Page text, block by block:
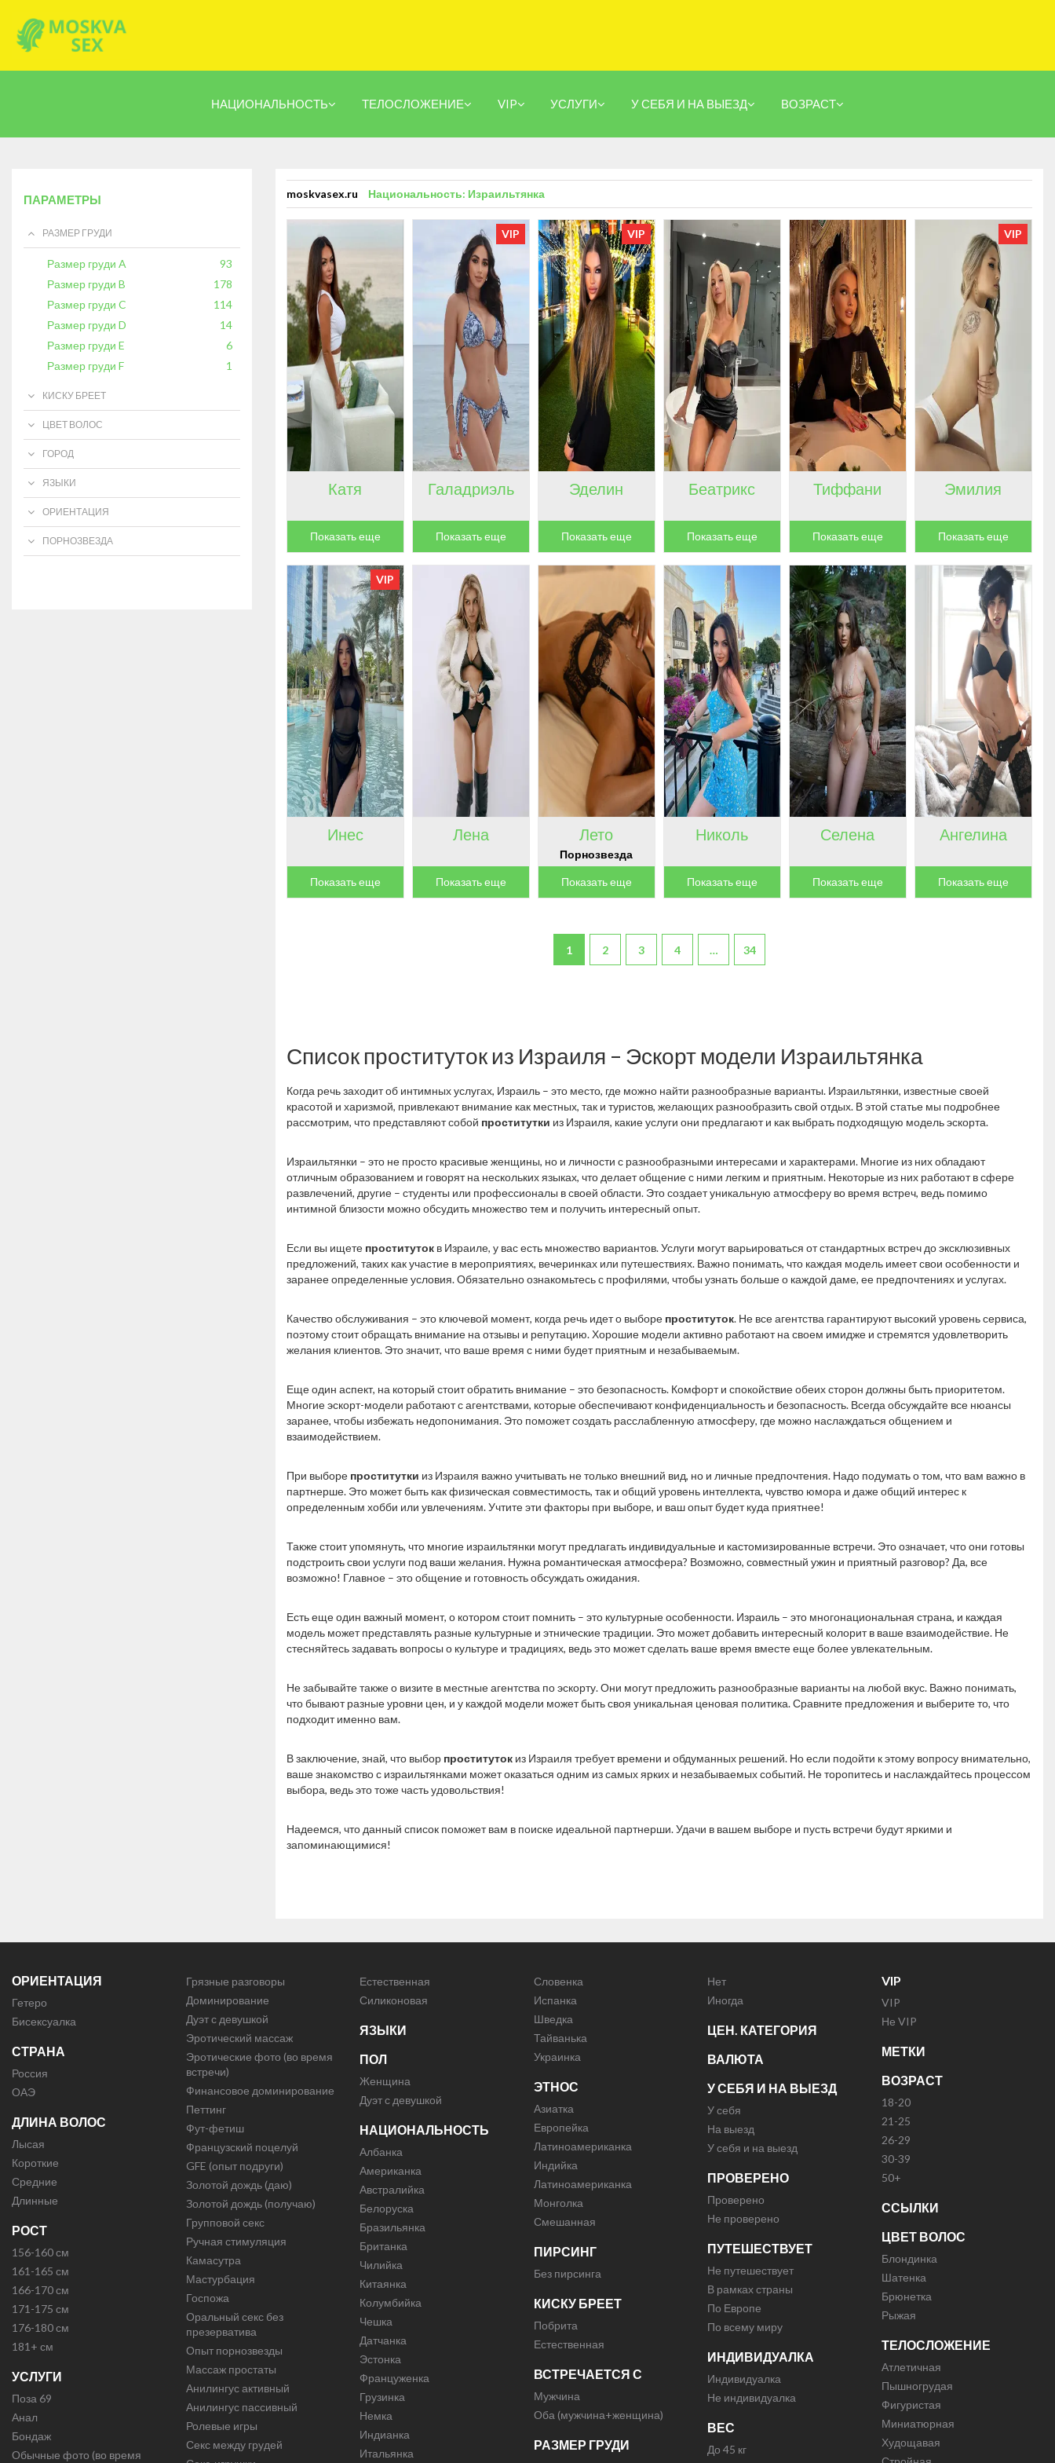
НАЦИОНАЛЬНОСТЬ ТЕЛОСЛОЖЕНИЕ VIP УСЛУГИ У СЕБЯ И НА ВЫЕЗД ВОЗРАСТ
ПАРАМЕТРЫ
РАЗМЕР ГРУДИ
Размер груди A
93
Размер груди B
178
Размер груди C
114
Размер груди D
14
Размер груди E
6
Размер груди F
1
КИСКУ БРЕЕТ
ЦВЕТ ВОЛОС
ГОРОД
ЯЗЫКИ
ОРИЕНТАЦИЯ
ПОРНОЗВЕЗДА
moskvasex.ru Национальность: Израильтянка
Катя
Показать еще
VIP
Галадриэль
Показать еще
VIP
Эделин
Показать еще
Беатрикс
Показать еще
Тиффани
Показать еще
VIP
Эмилия
Показать еще
VIP
Инес
Показать еще
Лена
Показать еще
Лето
Порнозвезда
Показать еще
Николь
Показать еще
Селена
Показать еще
Ангелина
Показать еще
1 2 3 4 … 34
Список проституток из Израиля – Эскорт модели Израильтянка
Когда речь заходит об интимных услугах, Израиль – это место, где можно найти разнообразные варианты. Израильтянки, известные своей
красотой и харизмой, привлекают внимание как местных, так и туристов, желающих разнообразить свой отдых. В этой статье мы подробнее
рассмотрим, что представляют собой проститутки из Израиля, какие услуги они предлагают и как выбрать подходящую модель эскорта.
Израильтянки – это не просто красивые женщины, но и личности с разнообразными интересами и характерами. Многие из них обладают
отличным образованием и говорят на нескольких языках, что делает общение с ними легким и приятным. Некоторые из них работают в сфере
развлечений, другие – студенты или профессионалы в своей области. Это создает уникальную атмосферу во время встреч, ведь помимо
интимной близости можно обсудить множество тем и получить интересный опыт.
Если вы ищете проституток в Израиле, у вас есть множество вариантов. Услуги могут варьироваться от стандартных встреч до эксклюзивных
предложений, таких как участие в мероприятиях, вечеринках или путешествиях. Важно понимать, что каждая модель имеет свои особенности и
заранее определенные условия. Обязательно ознакомьтесь с профилями, чтобы узнать больше о каждой даме, ее предпочтениях и услугах.
Качество обслуживания – это ключевой момент, когда речь идет о выборе проституток. Не все агентства гарантируют высокий уровень сервиса,
поэтому стоит обращать внимание на отзывы и репутацию. Хорошие модели активно работают на своем имидже и стремятся удовлетворить
желания клиентов. Это значит, что ваше время с ними будет приятным и незабываемым.
Еще один аспект, на который стоит обратить внимание – это безопасность. Комфорт и спокойствие обеих сторон должны быть приоритетом.
Многие эскорт-модели работают с агентствами, которые обеспечивают конфиденциальность и безопасность. Всегда обсуждайте все нюансы
заранее, чтобы избежать недопонимания. Это поможет создать расслабленную атмосферу, где можно наслаждаться общением и
взаимодействием.
При выборе проститутки из Израиля важно учитывать не только внешний вид, но и личные предпочтения. Надо подумать о том, что вам важно в
партнерше. Это может быть как физическая совместимость, так и общий уровень интеллекта, чувство юмора и даже общий интерес к
определенным хобби или увлечениям. Учтите эти факторы при выборе, и ваш опыт будет куда приятнее!
Также стоит упомянуть, что многие израильтянки могут предлагать индивидуальные и кастомизированные встречи. Это означает, что они готовы
подстроить свои услуги под ваши желания. Нужна романтическая атмосфера? Возможно, совместный ужин и приятный разговор? Да, все
возможно! Главное – это общение и готовность обсуждать ожидания.
Есть еще один важный момент, о котором стоит помнить – это культурные особенности. Израиль – это многонациональная страна, и каждая
модель может представлять разные культурные и этнические традиции. Это может добавить интересный колорит в ваше взаимодействие. Не
стесняйтесь задавать вопросы о культуре и традициях, ведь это может сделать ваше время вместе еще более увлекательным.
Не забывайте также о визите в местные агентства по эскорту. Они могут предложить разнообразные варианты на любой вкус. Важно понимать,
что бывают разные уровни цен, и у каждой модели может быть своя уникальная ценовая политика. Сравните предложения и выберите то, что
подходит именно вам.
В заключение, знай, что выбор проституток из Израиля требует времени и обдуманных решений. Но если подойти к этому вопросу внимательно,
ваше знакомство с израильтянками может оказаться одним из самых ярких и незабываемых событий. Не торопитесь и наслаждайтесь процессом
выбора, ведь это тоже часть удовольствия!
Надеемся, что данный список поможет вам в поиске идеальной партнерши. Удачи в вашем выборе и пусть встречи будут яркими и
запоминающимися!
ОРИЕНТАЦИЯ
Гетеро
Бисексуалка
СТРАНА
Россия
ОАЭ
ДЛИНА ВОЛОС
Лысая
Короткие
Средние
Длинные
РОСТ
156-160 см
161-165 см
166-170 см
171-175 см
176-180 см
181+ см
УСЛУГИ
Поза 69
Анал
Бондаж
Обычные фото (во время
Грязные разговоры
Доминирование
Дуэт с девушкой
Эротический массаж
Эротические фото (во время
встречи)
Финансовое доминирование
Петтинг
Фут-фетиш
Французский поцелуй
GFE (опыт подруги)
Золотой дождь (даю)
Золотой дождь (получаю)
Групповой секс
Ручная стимуляция
Камасутра
Мастурбация
Госпожа
Оральный секс без
презерватива
Опыт порнозвезды
Массаж простаты
Анилингус активный
Анилингус пассивный
Ролевые игры
Секс между грудей
Естественная
Силиконовая
ЯЗЫКИ
ПОЛ
Женщина
Дуэт с девушкой
НАЦИОНАЛЬНОСТЬ
Албанка
Американка
Австралийка
Белоруска
Бразильянка
Британка
Чилийка
Китаянка
Колумбийка
Чешка
Датчанка
Эстонка
Француженка
Грузинка
Немка
Индианка
Итальянка
Словенка
Испанка
Шведка
Тайванька
Украинка
ЭТНОС
Азиатка
Европейка
Латиноамериканка
Индийка
Латиноамериканка
Монголка
Смешанная
ПИРСИНГ
Без пирсинга
КИСКУ БРЕЕТ
Побрита
Естественная
ВСТРЕЧАЕТСЯ С
Мужчина
Оба (мужчина+женщина)
РАЗМЕР ГРУДИ
Нет
Иногда
ЦЕН. КАТЕГОРИЯ
ВАЛЮТА
У СЕБЯ И НА ВЫЕЗД
У себя
На выезд
У себя и на выезд
ПРОВЕРЕНО
Проверено
Не проверено
ПУТЕШЕСТВУЕТ
Не путешествует
В рамках страны
По Европе
По всему миру
ИНДИВИДУАЛКА
Индивидуалка
Не индивидуалка
ВЕС
До 45 кг
VIP
VIP
Не VIP
МЕТКИ
ВОЗРАСТ
18-20
21-25
26-29
30-39
50+
ССЫЛКИ
ЦВЕТ ВОЛОС
Блондинка
Шатенка
Брюнетка
Рыжая
ТЕЛОСЛОЖЕНИЕ
Атлетичная
Пышногрудая
Фигуристая
Миниатюрная
Худощавая